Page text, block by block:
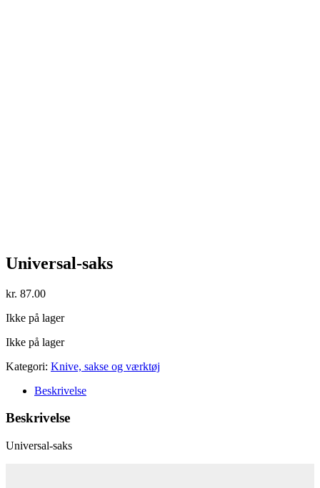
Universal-saks
kr. 87.00
Ikke på lager
Ikke på lager
Kategori: Knive, sakse og værktøj
Beskrivelse
Beskrivelse
Universal-saks